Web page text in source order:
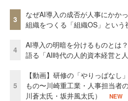
3
なぜAI導入の成否が人事にかか
組織をつくる「組織OS」という
4
AI導入の明暗を分けるものとは
語る「AI時代の人的資本経営と人
5
【動画】研修の「やりっぱなし
もの〜川崎重工業・人事担当者
川蒼太氏・坂井風太氏）
NEW